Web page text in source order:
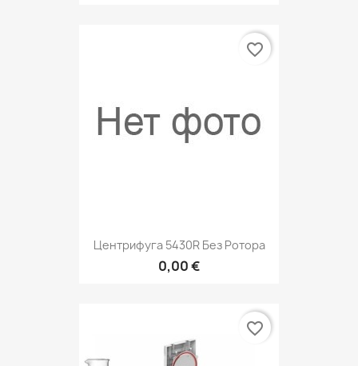
Центрифуга 5430R Без Ротора
0,00 €
favorite_border
favorite_border